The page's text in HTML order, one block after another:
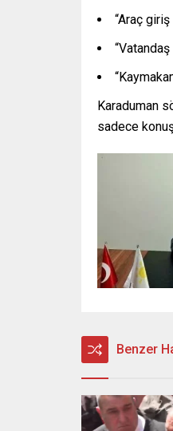
“Araç
Karaduman
sadece
Benzer